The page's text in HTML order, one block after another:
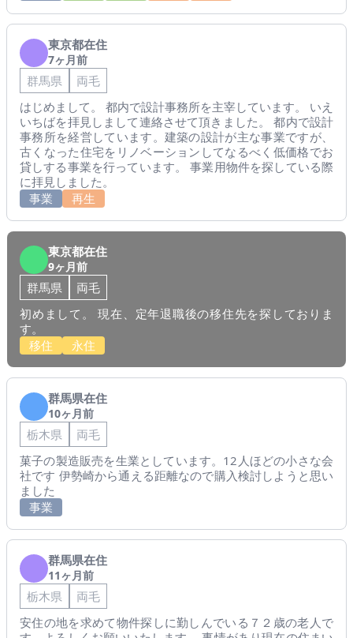
東京都在住
7ヶ月前
群馬県
両毛
はじめまして。 都内で設計事務所を主宰しています。 いえ
いちばを拝見しまして連絡させて頂きました。 都内で設計
事務所を経営しています。建築の設計が主な事業ですが、
古くなった住宅をリノベーションしてなるべく低価格でお
貸しする事業を行っています。 事業用物件を探している際
に拝見しました。
事業
再生
東京都在住
9ヶ月前
群馬県
両毛
初めまして。 現在、定年退職後の移住先を探しておりま
す。
移住
永住
群馬県在住
10ヶ月前
栃木県
両毛
菓子の製造販売を生業としています。12人ほどの小さな会
社です 伊勢崎から通える距離なので購入検討しようと思い
ました
事業
群馬県在住
11ヶ月前
栃木県
両毛
安住の地を求めて物件探しに勤しんでいる７２歳の老人で